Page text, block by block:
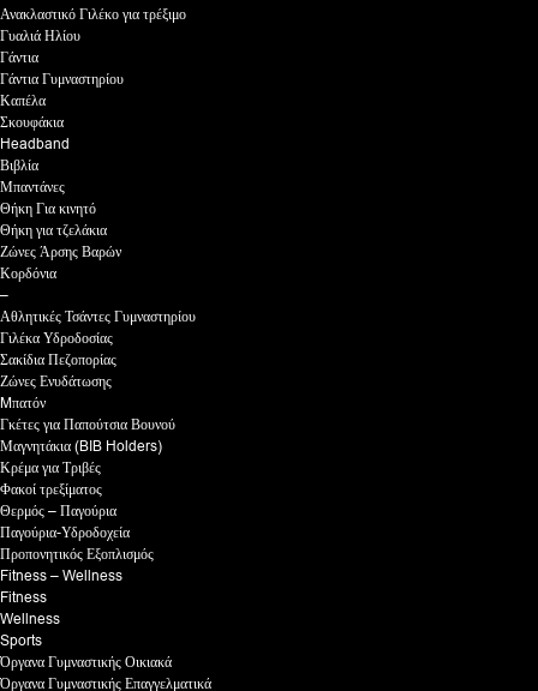
Ανακλαστικό Γιλέκο για τρέξιμο
Γυαλιά Ηλίου
Γάντια
Γάντια Γυμναστηρίου
Καπέλα
Σκουφάκια
Headband
Βιβλία
Μπαντάνες
Θήκη Για κινητό
Θήκη για τζελάκια
Ζώνες Άρσης Βαρών
Κορδόνια
–
Αθλητικές Τσάντες Γυμναστηρίου
Γιλέκα Υδροδοσίας
Σακίδια Πεζοπορίας
Ζώνες Ενυδάτωσης
Mπατόν
Γκέτες για Παπούτσια Βουνού
Μαγνητάκια (BIB Holders)
Κρέμα για Τριβές
Φακοί τρεξίματος
Θερμός – Παγούρια
Παγούρια-Υδροδοχεία
Προπονητικός Εξοπλισμός
Fitness – Wellness
Fitness
Wellness
Sports
Όργανα Γυμναστικής Οικιακά
Όργανα Γυμναστικής Επαγγελματικά